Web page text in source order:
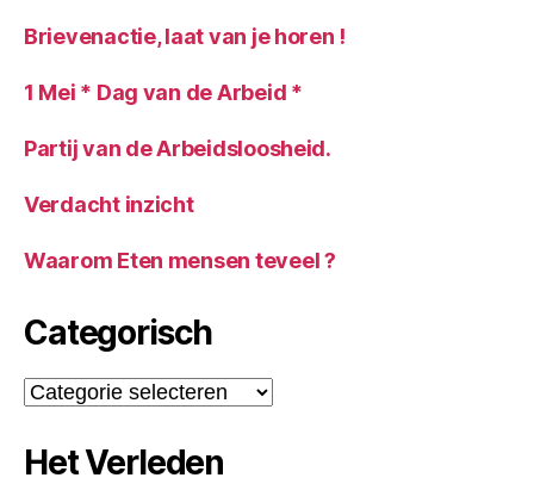
Brievenactie, laat van je horen !
1 Mei * Dag van de Arbeid *
Partij van de Arbeidsloosheid.
Verdacht inzicht
Waarom Eten mensen teveel ?
Categorisch
Categorisch
Het Verleden